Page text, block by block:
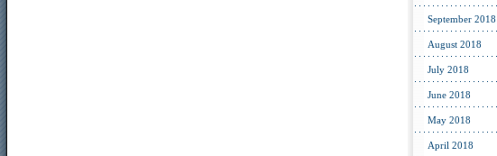
September 2018
August 2018
July 2018
June 2018
May 2018
April 2018